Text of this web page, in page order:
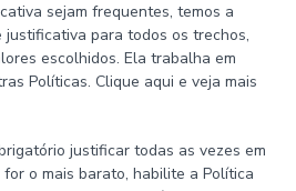
sejam frequentes, temos a
justificativa para todos os trechos,
escolhidos. Ela trabalha em
Políticas. Clique aqui e veja mais
justificar todas as vezes em
o mais barato, habilite a Política